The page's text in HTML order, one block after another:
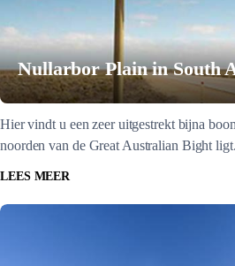
Nullarbor Plain in South
Hier vindt u een zeer uitgestrekt bijna
noorden van de Great Australian Bight ligt.
LEES MEER